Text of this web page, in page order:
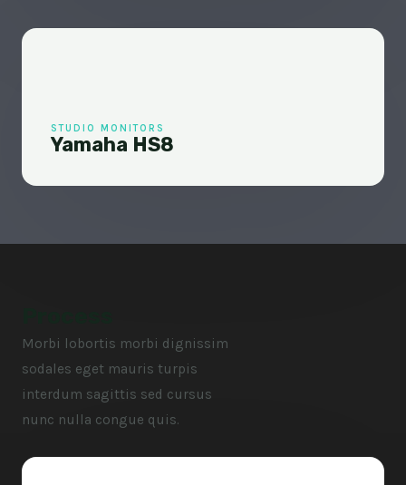
STUDIO MONITORS
Yamaha HS8
Morbi lobortis morbi dignissim
sodales eget mauris turpis
interdum sagittis sed cursus
nunc nulla congue quis.